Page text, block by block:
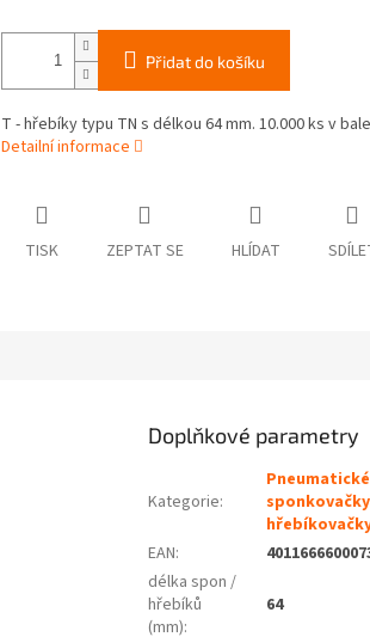
Přidat do košíku
T - hřebíky typu TN s délkou 64 mm. 10.000 ks v
Detailní informace
TISK ZEPTAT SE HLÍDAT
Doplňkové parametry
Kategorie:
Pneumatické
EAN:
délka spon /
hřebíků
(mm):
64